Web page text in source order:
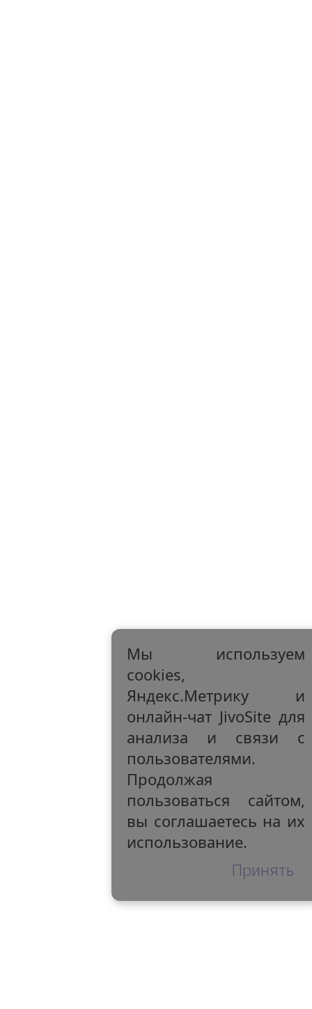
Мы используем
cookies,
Яндекс.Метрику и
онлайн-чат JivoSite для
анализа и связи с
пользователями.
Продолжая
пользоваться сайтом,
вы соглашаетесь на их
использование.
Принять